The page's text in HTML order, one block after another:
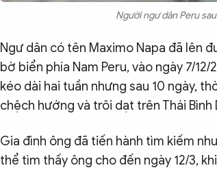
Người ngư dân Peru
Ngư dân có tên Maximo Napa đã lên
bờ biển phía Nam Peru, vào ngày 7/
kéo dài hai tuần nhưng sau 10 ngày,
chệch hướng và trôi dạt trên Thái Bình
Gia đình ông đã tiến hành tìm kiếm
thể tìm thấy ông cho đến ngày 12/3,